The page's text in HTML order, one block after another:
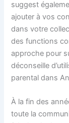
suggest
ajouter à vos
dans votre
des functions
approche pour
déconseille
parental dans
À la fin des
toute la